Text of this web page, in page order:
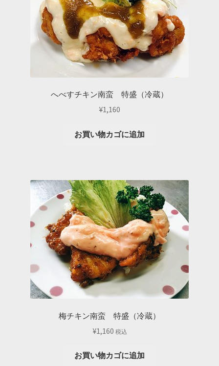
へべすチキン南蛮 特盛（冷蔵）
¥1,160
お買い物カゴに追加
梅チキン南蛮 特盛（冷蔵）
¥1,160 税込
お買い物カゴに追加